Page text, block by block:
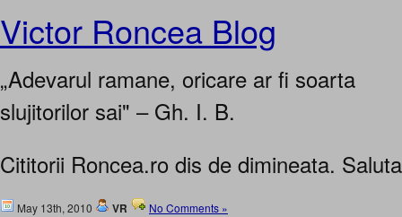
Victor Roncea Blog
„Adevarul ramane, oricare ar fi soarta
slujitorilor sai" – Gh. I. B.
Cititorii Roncea.ro dis de dimineata.
May 13th, 2010 VR No Comments »